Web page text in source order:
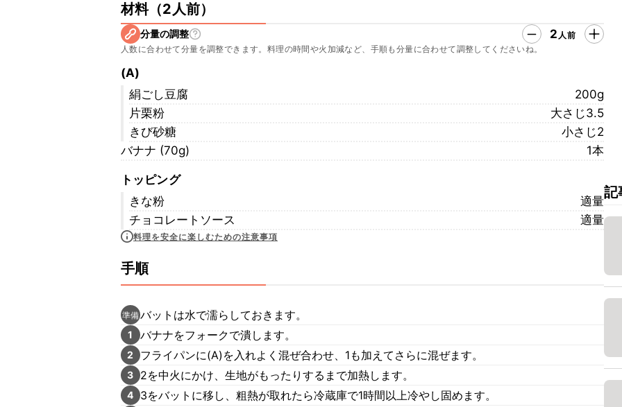
材料（2人前）
分量の調整 2 人前
人数に合わせて分量を調整できます。料理の時間や火加減など、手順も分量に合わせて調整してくださいね。
(A)
絹ごし豆腐
200g
片栗粉
大さじ3.5
きび砂糖
小さじ2
バナナ (70g)
1本
トッピング
きな粉
適量
チョコレートソース
適量
料理を安全に楽しむための注意事項
手順
準備バットは水で濡らしておきます。
1 バナナをフォークで潰します。
2 フライパンに(A)を入れよく混ぜ合わせ、1も加えてさらに混ぜます。
3 2を中火にかけ、生地がもったりするまで加熱します。
4 3をバットに移し、粗熱が取れたら冷蔵庫で1時間以上冷やし固めます。
記